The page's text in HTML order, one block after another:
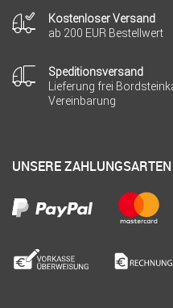
Kostenloser Versand
ab 200 EUR Bestellwert
Speditionsversand
Lieferung frei
Vereinbarung
UNSERE ZAHLUNGSARTEN